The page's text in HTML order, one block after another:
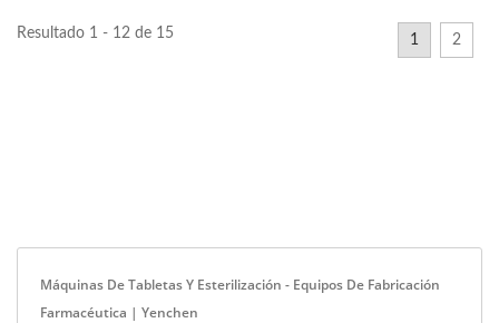
Resultado 1 - 12 de 15 1 2
Máquinas De Tabletas Y Esterilización - Equipos De Fabricación
Farmacéutica | Yenchen